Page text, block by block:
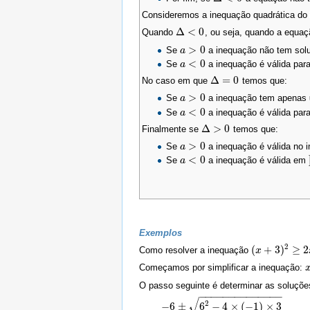
Consideremos a inequação quadrática do
Quando Δ < 0
Δ< 0 , ou seja, quando a
Sea > 0
a>0
a inequação não tem
Sea < 0
a<0 a inequação é válida para
No caso em que Δ = 0
Δ= 0
temos que:
Sea > 0
a>0
a inequação tem apenas
Sea < 0
a<0 a inequação é válida para
Finalmente se Δ > 0
Δ> 0
temos que:
Sea > 0
a>0 a inequação é válida no
Sea < 0
a<0 a inequação é válida em
Exemplos
Como resolver a inequação (x + 3)2 ≥ 2
(x+ 3) 2≥ 2x 2+ 6
Começamos por simplificar a inequação: x
x
O passo seguinte é determinar as
−6 ± 62 − 4 × (−1) × 3
− −
−−−−−−−−−−−−